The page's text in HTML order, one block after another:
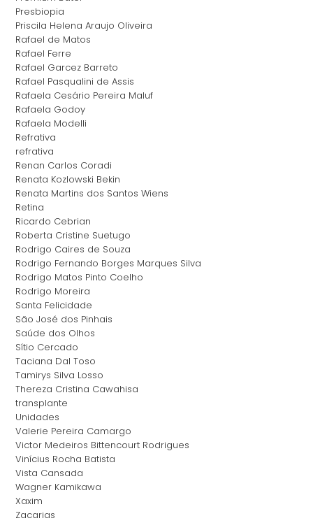
Presbiopia
Priscila Helena Araujo Oliveira
Rafael de Matos
Rafael Ferre
Rafael Garcez Barreto
Rafael Pasqualini de Assis
Rafaela Cesário Pereira Maluf
Rafaela Godoy
Rafaela Modelli
Refrativa
refrativa
Renan Carlos Coradi
Renata Kozlowski Bekin
Renata Martins dos Santos Wiens
Retina
Ricardo Cebrian
Roberta Cristine Suetugo
Rodrigo Caires de Souza
Rodrigo Fernando Borges Marques Silva
Rodrigo Matos Pinto Coelho
Rodrigo Moreira
Santa Felicidade
São José dos Pinhais
Saúde dos Olhos
Sítio Cercado
Taciana Dal Toso
Tamirys Silva Losso
Thereza Cristina Cawahisa
transplante
Unidades
Valerie Pereira Camargo
Victor Medeiros Bittencourt Rodrigues
Vinícius Rocha Batista
Vista Cansada
Wagner Kamikawa
Xaxim
Zacarias